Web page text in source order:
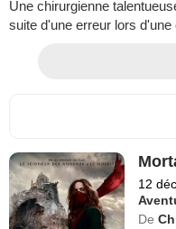
Une chirurgienne
suite d'une erreur lors d'une
12
De